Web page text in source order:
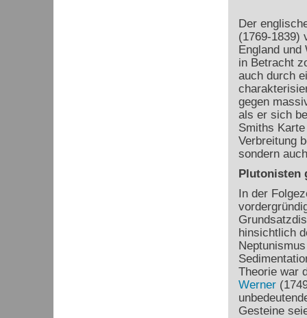
Der
(1769-1839)
England und
in Betracht
auch durch
gegen
als er sich
Smiths
Verbreitung
sondern
Plutonisten
In der
hinsichtlich
Theorie war
Werner
Gesteine